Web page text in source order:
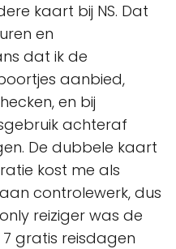
kaart bij NS. Dat
en
dat ik de
aanbied,
en bij
achteraf
De dubbele kaart
kost me als
controlewerk, dus
reiziger was de
gratis reisdagen